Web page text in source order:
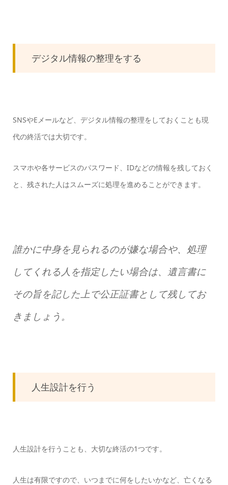
デジタル情報の整理をする
SNSやEメールなど、デジタル情報の整理をしておくことも現
代の終活では大切です。
スマホや各サービスのパスワード、IDなどの情報を残しておく
と、残された人はスムーズに処理を進めることができます。
誰かに中身を見られるのが嫌な場合や、処理
してくれる人を指定したい場合は、遺言書に
その旨を記した上で公正証書として残してお
きましょう。
人生設計を行う
人生設計を行うことも、大切な終活の1つです。
人生は有限ですので、いつまでに何をしたいかなど、亡くなる